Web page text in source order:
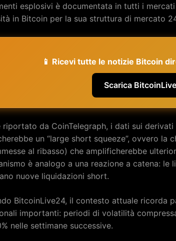
esplosivi è documentata in tutti i
in Bitcoin per la sua struttura di mercato
📱 Ricevi tutte le notizie Bitcoin
Scarica
riportato da CoinTelegraph, i dati sui derivati
un “large short squeeze”, ovvero
al ribasso) che amplificherebbe
è analogo a una reazione a catena:
nuove liquidazioni short.
BitcoinLive24, il contesto attuale ricorda
importanti: periodi di volatilità
nelle settimane successive.